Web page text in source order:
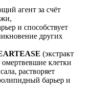
агент за счёт
и способствует
других
(экстракт
клетки
растворяет
барьер и